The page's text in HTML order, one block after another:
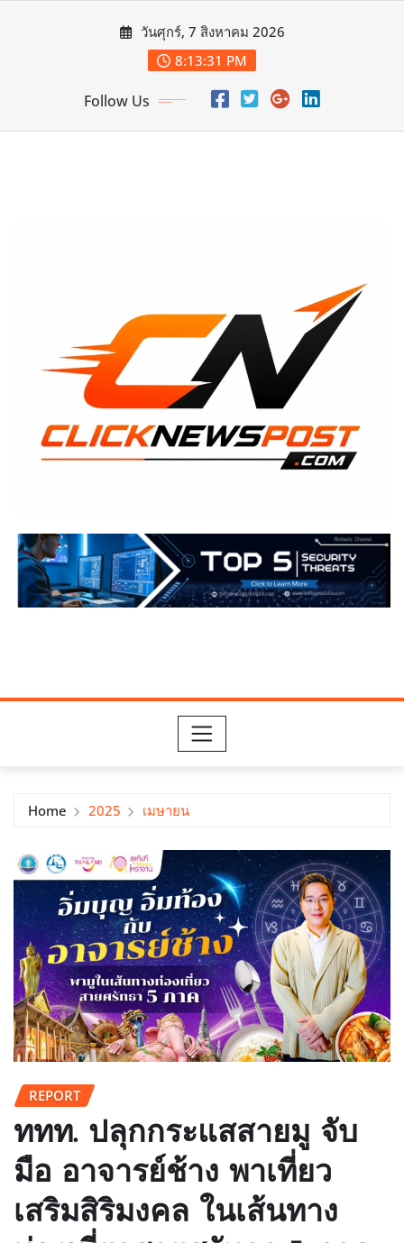
วันศุกร์, 7 สิงหาคม 2026
8:13:33 PM
Follow Us
Home 2025 เมษายน
REPORT
ททท. ปลุกกระแสสายมู จับ
มือ อาจารย์ช้าง พาเที่ยว
เสริมสิริมงคล ในเส้นทาง